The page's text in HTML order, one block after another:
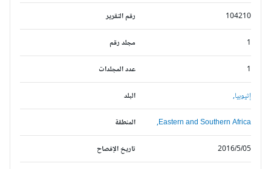
رقم التقرير 104210
مجلد رقم
عدد المجلدات
البلد إثيوبيا,
المنطقة Eastern and Southern Africa,
تاريخ الإفصاح 2016/5/05